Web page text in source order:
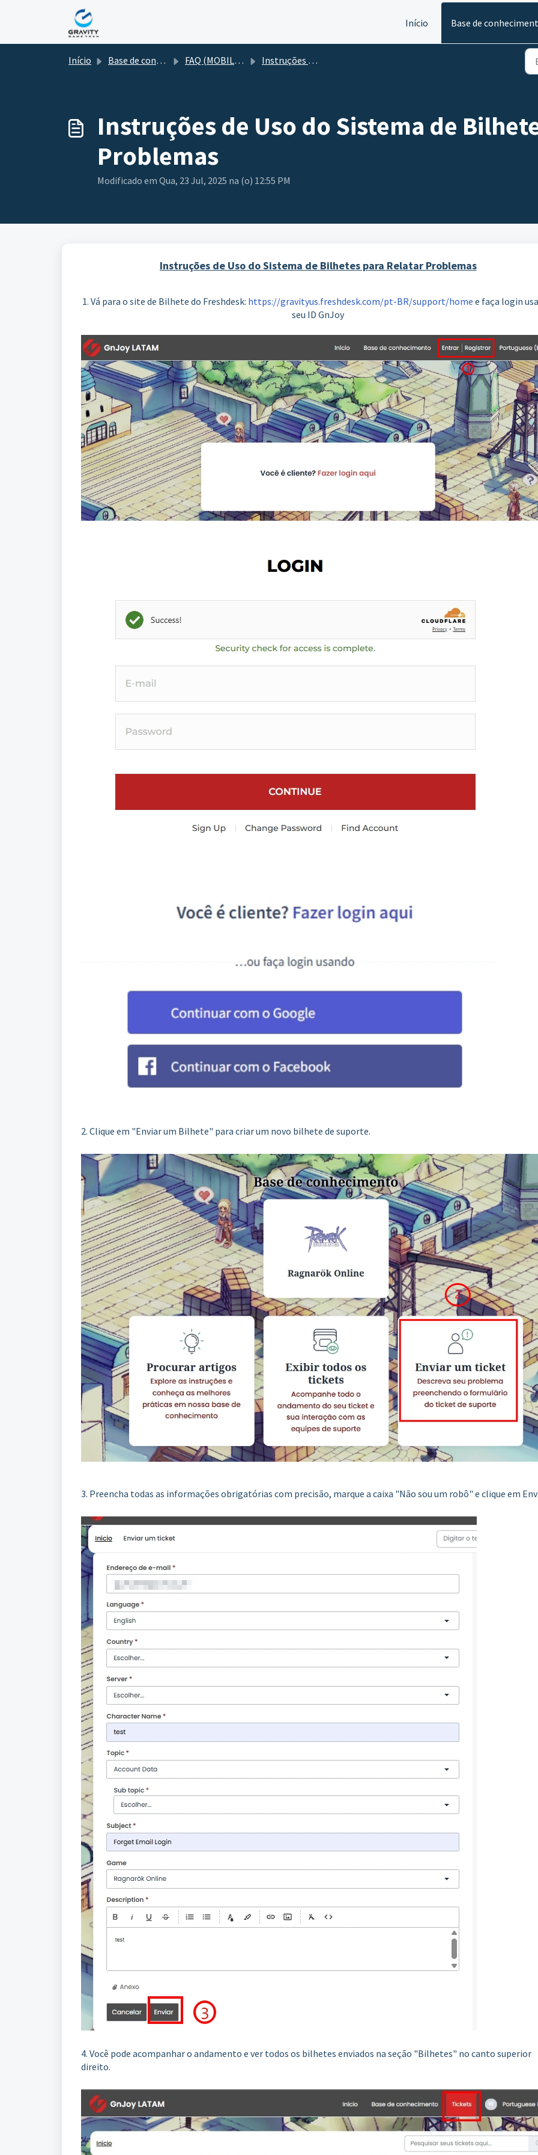
Ir para o conteúdo principal
Início
Base de
Início Base de conhecimento FAQ (MOBILE GAME) Instruções de Uso do Sistema de Bilhetes para Relatar Problemas
Instruções de Uso do Sistema de
Problemas
Modificado em Qua, 23 Jul, 2025 na (o) 12:55 PM
Instruções de Uso do Sistema de Bilhetes para Relatar Problemas
1. Vá para o site de Bilhete do Freshdesk: https://gravityus.freshdesk.com/pt-BR/support/home e faça login
seu ID GnJoy
2. Clique em "Enviar um Bilhete" para criar um novo bilhete de suporte.
3. Preencha todas as informações obrigatórias com precisão, marque a caixa "Não sou um robô" e clique em
4. Você pode acompanhar o andamento e ver todos os bilhetes enviados na seção "Bilhetes" no canto superior
direito.